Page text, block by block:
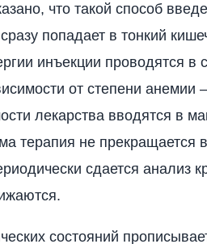
что такой способ
попадает в тонкий
инъекции проводятся в
от степени анемии
лекарства вводятся в
терапия не прекращается
сдается анализ
состояний